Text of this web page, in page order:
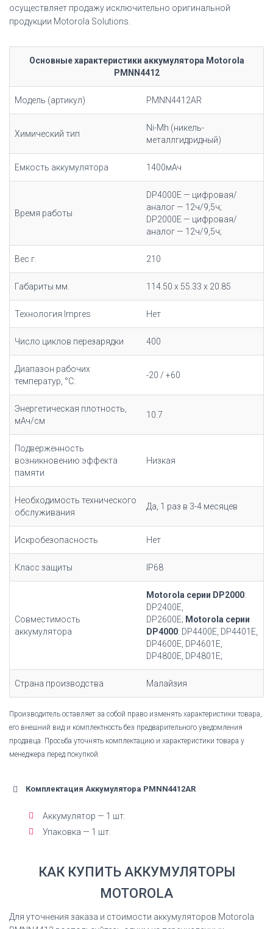
осуществляет продажу исключительно оригинальной
продукции Motorola Solutions.
Основные характеристики аккумулятора Motorola
PMNN4412
Модель (артикул) PMNN4412AR
Химический тип
Ni-Mh (никель-
металлгидридный)
Емкость аккумулятора 1400мАч
Время работы
DP4000E — цифровая/
аналог — 12ч/9,5ч;
DP2000E — цифровая/
аналог — 12ч/9,5ч;
Вес г. 210
Габариты мм. 114.50 x 55.33 x 20.85
Технология Impres Нет
Число циклов перезарядки 400
Диапазон рабочих
температур, °С:
-20 / +60
Энергетическая плотность,
мАч/cм
10.7
Подверженность
возникновению эффекта
памяти
Низкая
Необходимость технического
обслуживания
Да, 1 раз в 3-4 месяцев
Искробезопасность Нет
Класс защиты IP68
Совместимость
аккумулятора
Motorola серии DP2000:
DP2400E,
DP2600E; Motorola серии
DP4000: DP4400E, DP4401E,
DP4600E, DP4601E,
DP4800E, DP4801E;
Страна производства Малайзия
Производитель оставляет за собой право изменять характеристики товара,
его внешний вид и комплектность без предварительного уведомления
продавца. Просьба уточнять комплектацию и характеристики товара у
менеджера перед покупкой.
Комплектация Аккумулятора PMNN4412AR
Аккумулятор — 1 шт.
Упаковка — 1 шт.
КАК КУПИТЬ АККУМУЛЯТОРЫ
MOTOROLA
Для уточнения заказа и стоимости аккумуляторов Motorola